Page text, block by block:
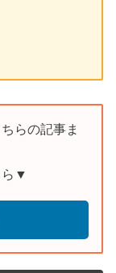
らの記事ま
ら▼